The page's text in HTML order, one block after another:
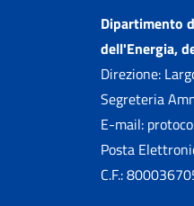
Dipartimento
dell'Energia,
Direzione:
Segreteria
E-mail:
Posta
C.F.: